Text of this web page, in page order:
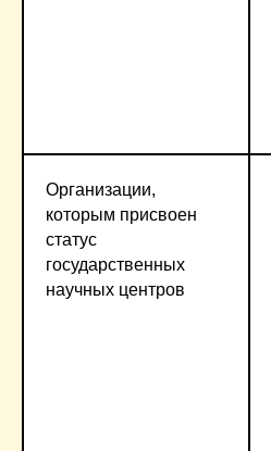
Организации,
которым присвоен
статус
государственных
научных центров